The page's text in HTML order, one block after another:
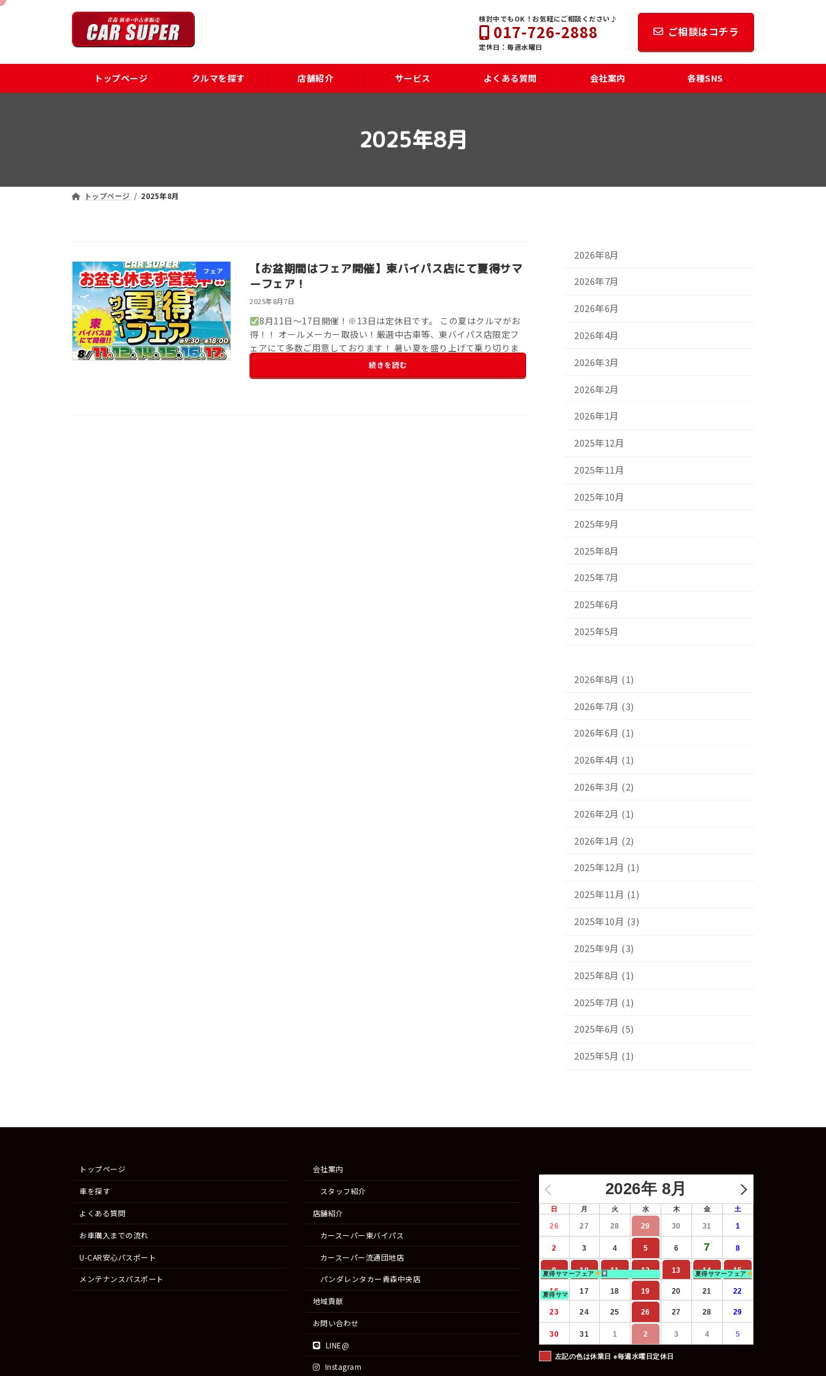
コ
ツ
ナ
シ
検討中でもOK！お気軽にご相談ください♪
017-726-2888
定休日：毎週水曜日
ご相談はコチラ
トップページ クルマを探す 店舗紹介 サービス よくある質問 会社案内 各種SNS
2025年8月
トップページ 2025年8月
フェア
【お盆期間はフェア開催】東バイパス店にて夏得サマ
ーフェア！
2025年8月7日
8月11日～17日開催！※13日は定休日です。 この夏はクルマがお
得！！ オールメーカー取扱い！厳選中古車等、東バイパス店限定フ
ェアにて多数ご用意しております！ 暑い夏を盛り上げて乗り切りま
ご成約特典は […]続きを読む
2026年8月
2026年7月
2026年6月
2026年4月
2026年3月
2026年2月
2026年1月
2025年12月
2025年11月
2025年10月
2025年9月
2025年8月
2025年7月
2025年6月
2025年5月
2026年8月 (1)
2026年7月 (3)
2026年6月 (1)
2026年4月 (1)
2026年3月 (2)
2026年2月 (1)
2026年1月 (2)
2025年12月 (1)
2025年11月 (1)
2025年10月 (3)
2025年9月 (3)
2025年8月 (1)
2025年7月 (1)
2025年6月 (5)
2025年5月 (1)
トップページ
車を探す
よくある質問
お車購入までの流れ
U-CAR安心パスポート
メンテナンスパスポート
会社案内
スタッフ紹介
店舗紹介
カースーパー東バイパス
カースーパー流通団地店
パンダレンタカー青森中央店
地域貢献
お問い合わせ
LINE@
Instagram
2026年 8月
日 月 火 水 木 金 土
26 27 28 29 30 31 1
2 3 4 5 6 7 8
9 10 11 12 13 14 15
夏得サマーフェア 夏得サマーフェア
16 17 18 19 20 21 22
夏得サマーフェア
23 24 25 26 27 28 29
30 31 1 2 3 4 5
左記の色は休業日 ※毎週水曜日定休日